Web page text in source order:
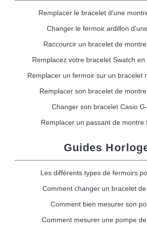
Remplacer le bracelet d'une
Changer le fermoir ardillon
Raccourcir un bracelet de
Remplacez votre bracelet Swatch
Remplacer un fermoir sur un bracelet
Remplacer son bracelet de
Changer son bracelet Casio
Remplacer un passant de montre
Guides
Les différents types de fermoirs
Comment changer un bracelet
Comment bien mesurer son
Comment mesurer une pompe